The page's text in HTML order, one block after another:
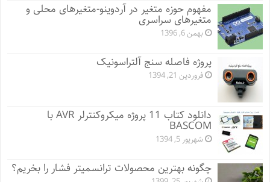
مفهوم حوزه متغیر در آردوینو-متغیرهای محلی و
متغیرهای سراسری
بهمن 6, 1396
پروژه فاصله سنج آلتراسونیک
فروردین 21, 1394
دانلود کتاب 11 پروژه میکروکنترلر AVR با
BASCOM
شهریور 5, 1394
چگونه بهترین محصولات ترانسمیتر فشار را بخریم؟